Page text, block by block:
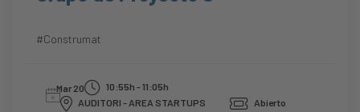
#Construmat
Mar 20
10:55h - 11:05h
AUDITORI - AREA STARTUPS
Abierto